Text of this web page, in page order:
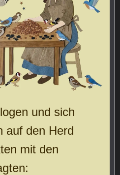
und sich
auf den Herd
mit den